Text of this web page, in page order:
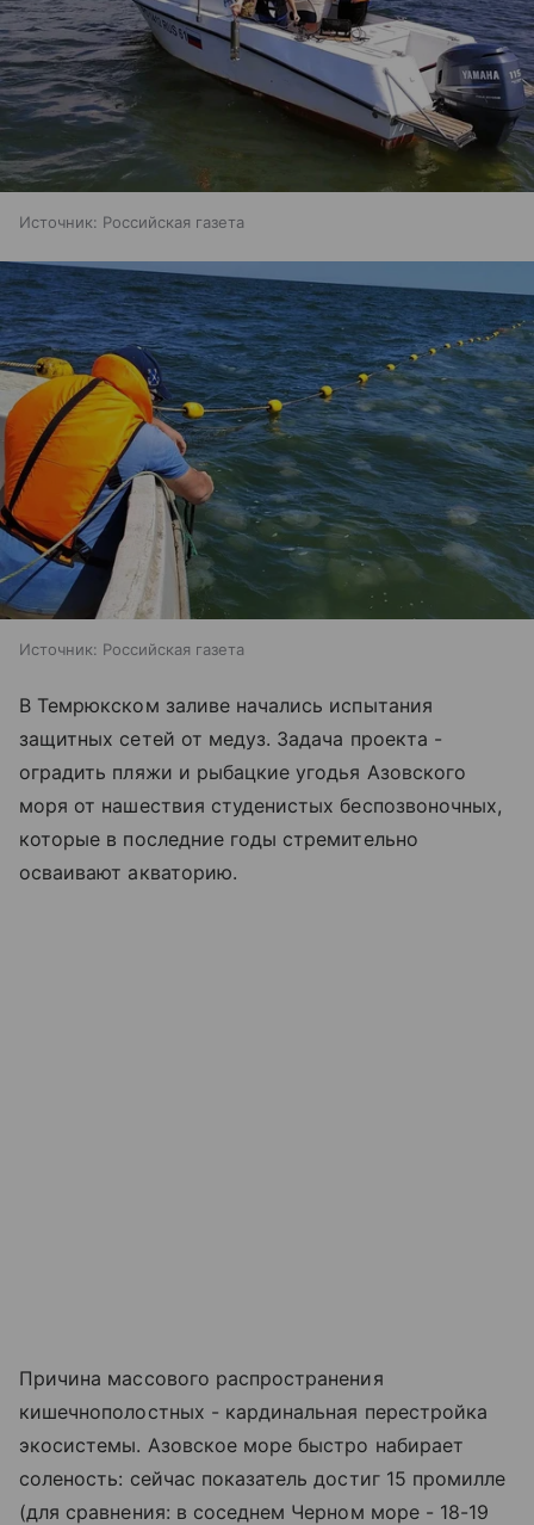
Источник: Российская газета
Источник: Российская газета
В Темрюкском заливе начались испытания
защитных сетей от медуз. Задача проекта -
оградить пляжи и рыбацкие угодья Азовского
моря от нашествия студенистых беспозвоночных,
которые в последние годы стремительно
осваивают акваторию.
Причина массового распространения
кишечнополостных - кардинальная перестройка
экосистемы. Азовское море быстро набирает
соленость: сейчас показатель достиг 15 промилле
(для сравнения: в соседнем Черном море - 18-19